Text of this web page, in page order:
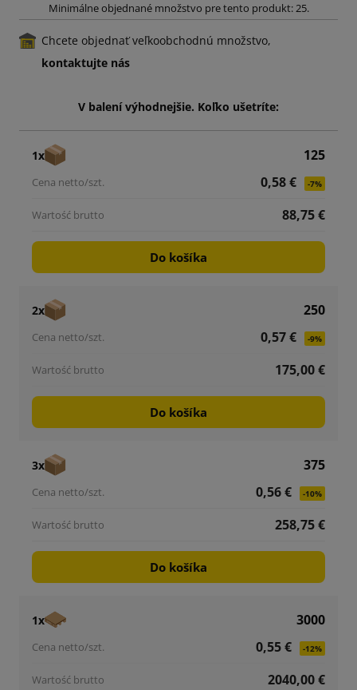
Minimálne objednané množstvo pre tento produkt: 25.
Chcete objednať veľkoobchodnú množstvo,
kontaktujte nás
V balení výhodnejšie. Koľko ušetríte:
1x
125
0,58 €
-7%
88,75 €
Do košíka
2x
250
0,57 €
-9%
175,00 €
Do košíka
3x
375
0,56 €
-10%
258,75 €
Do košíka
1x
3000
0,55 €
-12%
2040,00 €